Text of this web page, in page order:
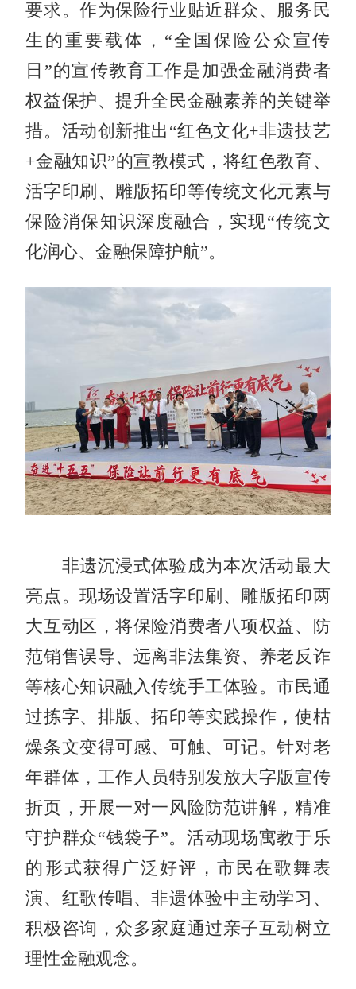
要求。作为保险行业贴近群众、服务民
生的重要载体，“全国保险公众宣传
日”的宣传教育工作是加强金融消费者
权益保护、提升全民金融素养的关键举
措。活动创新推出“红色文化+非遗技艺
+金融知识”的宣教模式，将红色教育、
活字印刷、雕版拓印等传统文化元素与
保险消保知识深度融合，实现“传统文
化润心、金融保障护航”。
非遗沉浸式体验成为本次活动最大
亮点。现场设置活字印刷、雕版拓印两
大互动区，将保险消费者八项权益、防
范销售误导、远离非法集资、养老反诈
等核心知识融入传统手工体验。市民通
过拣字、排版、拓印等实践操作，使枯
燥条文变得可感、可触、可记。针对老
年群体，工作人员特别发放大字版宣传
折页，开展一对一风险防范讲解，精准
守护群众“钱袋子”。活动现场寓教于乐
的形式获得广泛好评，市民在歌舞表
演、红歌传唱、非遗体验中主动学习、
积极咨询，众多家庭通过亲子互动树立
理性金融观念。